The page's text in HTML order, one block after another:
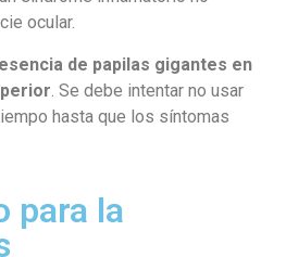
ocular.
de papilas gigantes en
. Se debe intentar no usar
hasta que los síntomas
para la